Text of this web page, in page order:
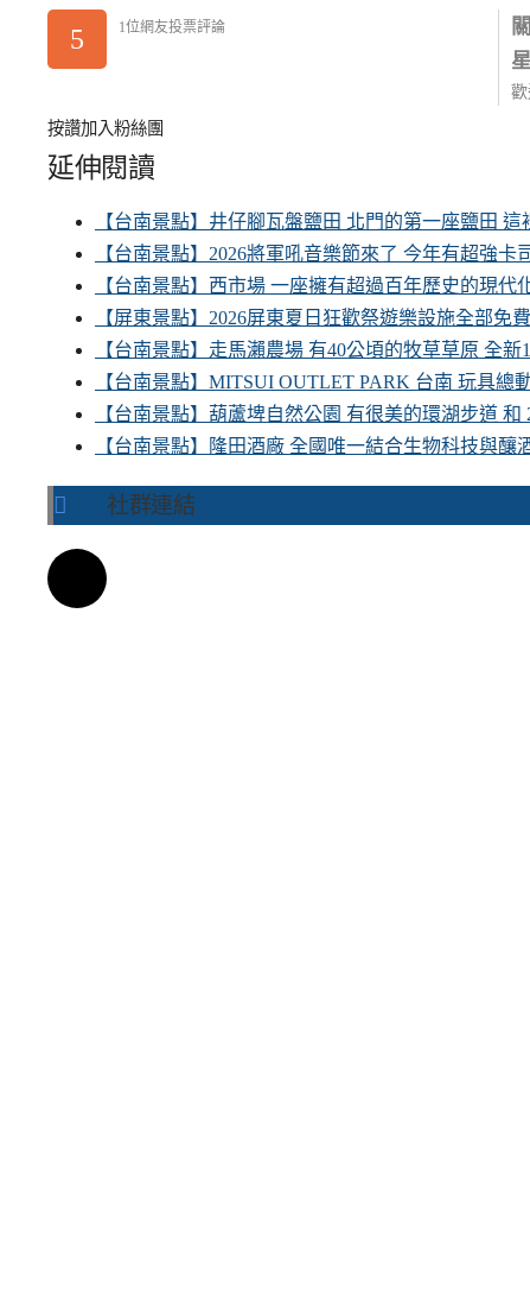
5 1位網友投票評論
歡
按讚加入粉絲團
延伸閱讀
【台南景點】井仔腳瓦盤鹽田 北門的第一座鹽田
【台南景點】2026將軍吼音樂節來了 今年有超強
【台南景點】西市場 一座擁有超過百年歷史的現
【屏東景點】2026屏東夏日狂歡祭遊樂設施全部免
【台南景點】走馬瀨農場 有40公頃的牧草草原 全
【台南景點】MITSUI OUTLET PARK 台南 玩具總
【台南景點】葫蘆埤自然公園 有很美的環湖步道
【台南景點】隆田酒廠 全國唯一結合生物科技與釀
社群連結